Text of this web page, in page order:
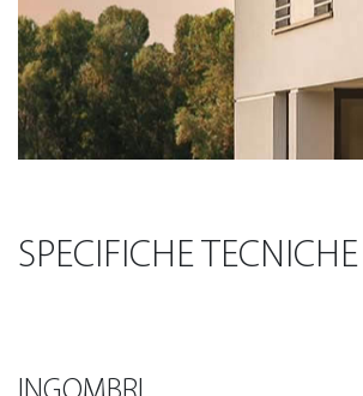
SPECIFICHE TECNICHE